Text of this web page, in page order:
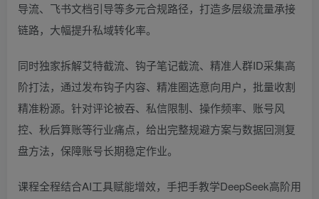
导流、飞书文档引导等多元合规路径，打造多层级流量承接
链路，大幅提升私域转化率。
同时独家拆解艾特截流、钩子笔记截流、精准人群ID采集高
阶打法，通过发布钩子内容、精准圈选意向用户，批量收割
精准粉源。针对评论被吞、私信限制、操作频率、账号风
控、秋后算账等行业痛点，给出完整规避方案与数据回测复
盘方法，保障账号长期稳定作业。
课程全程结合AI工具赋能增效，手把手教学DeepSeek高阶用